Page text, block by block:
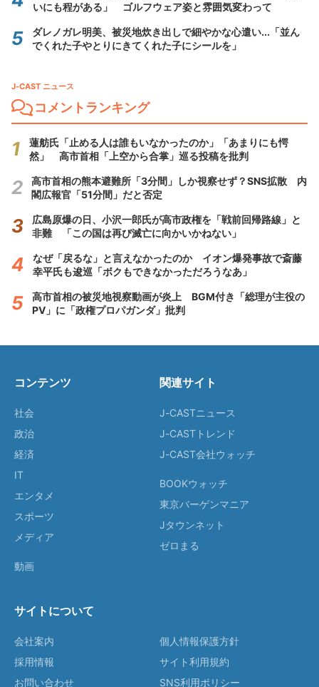
いにも程がある」 ゴルフウェア姿と雰囲気変わって
ダレノガレ明美、被災地炊き出しで細やかな心遣い...「並ん
でくれた子やとりにきてくれた子にシールを」
J-CAST ニュース
コメントランキング
蓮舫氏「止める人は誰もいなかったのか」「あまりにも愕
然」 高市首相「上空から合掌」巡る投稿を批判
高市首相の熊本避難所「3分間」しか視察せず？SNS拡散 内
閣広報官「51分間」だと否定
広島原爆の日、小沢一郎氏が高市政権を「戦前回帰路線」と
非難 「この国は再び滅亡に向かいかねない」
なぜ「戻るな」と言えなかったのか イオン爆発事故で斎藤
幸平氏も逡巡「ボクもできなかっただろうなあ」
高市首相の被災地視察動画が炎上 BGM付き「総理が主役の
PV」に「政権プロパガンダ」批判
コンテンツ
社会
政治
経済
IT
エンタメ
スポーツ
メディア
動画
関連サイト
J-CASTニュース
J-CASTトレンド
J-CAST会社ウォッチ
BOOKウォッチ
東京バーゲンマニア
Jタウンネット
ゼロまる
サイトについて
会社案内
採用情報
お問い合わせ
個人情報保護方針
サイト利用規約
SNS利用ポリシー